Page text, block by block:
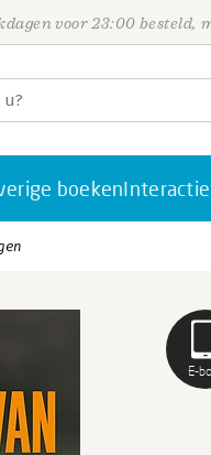
voor 23:00 besteld,
boeken
E-